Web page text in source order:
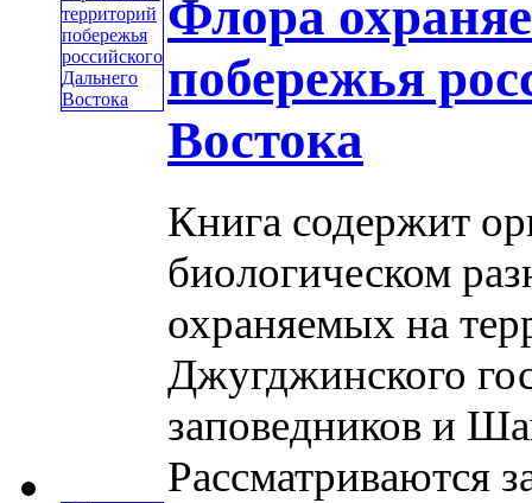
Флора
побережья
Востока
Книга содержит
биологическом
охраняемых на
Джугджинского
заповедников и
Рассматриваются